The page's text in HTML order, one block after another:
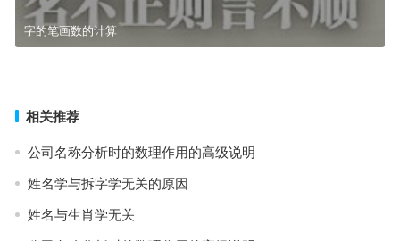
字的笔画数的计算
字五行属性判断
相关推荐
公司名称分析时的数理作用的高级说明
姓名学与拆字学无关的原因
姓名与生肖学无关